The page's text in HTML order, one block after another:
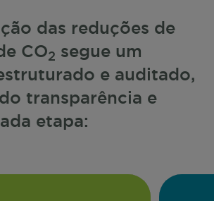
das reduções de
CO2 segue um
e auditado,
transparência e
etapa: